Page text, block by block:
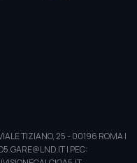
TIZIANO, 25 - 00196 ROMA |
| PEC: